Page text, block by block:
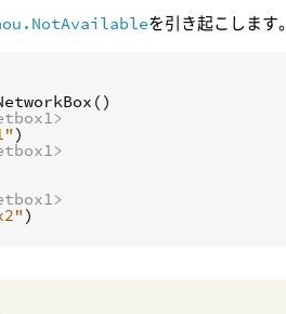
を引き起こします。
()
)
)